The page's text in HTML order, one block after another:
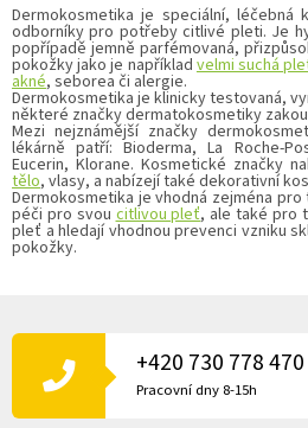
a
c
í
p
r
v
k
y
v
ý
p
V
Á
N
Í
Dermokosmetika je speciální, léčebná
odborníky pro potřeby citlivé pleti. Je
popřípadě jemně parfémovaná,
pokožky jako je například velmi suchá
akné, seborea či alergie.
Dermokosmetika je klinicky testovaná,
některé značky dermatokosmetiky
Mezi nejznámější značky
lékárně patří: Bioderma, La Roche-
Eucerin, Klorane. Kosmetické značky
tělo, vlasy, a nabízejí také dekorativní
Dermokosmetika je vhodná zejména
péči pro svoucitlivou pleť, ale také pro
pleť a hledají vhodnou prevenci vzniku
pokožky.
Á
T
+420 730 778 470
Pracovní dny 8-15h